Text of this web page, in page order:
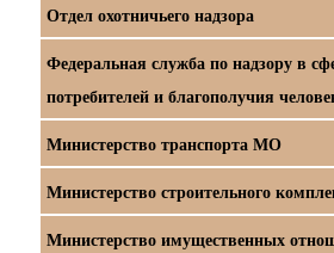
Отдел охотничьего надзора
Федеральная служба по надзору в
потребителей и благополучия
Министерство транспорта МО
Министерство строительного
Министерство имущественных